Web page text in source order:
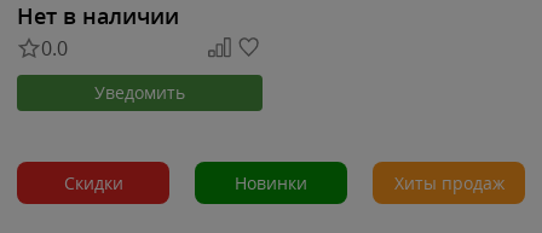
Нет в наличии
0.0
Уведомить
Скидки Новинки Хиты продаж